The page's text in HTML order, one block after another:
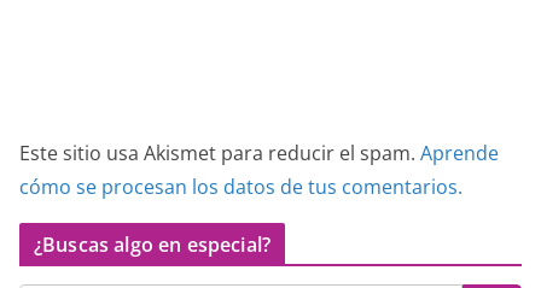
Este sitio usa Akismet para reducir el spam. Aprende
cómo se procesan los datos de tus comentarios.
¿Buscas algo en especial?